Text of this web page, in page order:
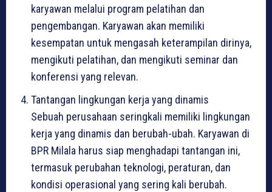
karyawan melalui program pelatihan dan
pengembangan. Karyawan akan memiliki
kesempatan untuk mengasah keterampilan dirinya,
mengikuti pelatihan, dan mengikuti seminar dan
konferensi yang relevan.
Tantangan lingkungan kerja yang dinamis
Sebuah perusahaan seringkali memiliki lingkungan
kerja yang dinamis dan berubah-ubah. Karyawan di
BPR Milala harus siap menghadapi tantangan ini,
termasuk perubahan teknologi, peraturan, dan
kondisi operasional yang sering kali berubah.